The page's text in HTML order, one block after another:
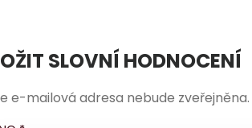
SLOVNÍ HODNOCENÍ
e-mailová adresa nebude zveřejněna.